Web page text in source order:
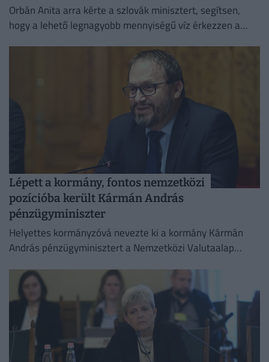
Orbán Anita arra kérte a szlovák minisztert, segítsen,
hogy a lehető legnagyobb mennyiségű víz érkezzen a
Lépett a kormány, fontos nemzetközi
pozícióba került Kármán András
pénzügyminiszter
Helyettes kormányzóvá nevezte ki a kormány Kármán
András pénzügyminisztert a Nemzetközi Valutaalap